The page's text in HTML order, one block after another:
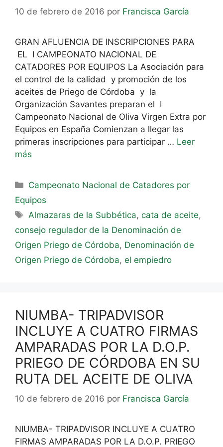
10 de febrero de 2016 por Francisca García
GRAN AFLUENCIA DE INSCRIPCIONES PARA
EL I CAMPEONATO NACIONAL DE
CATADORES POR EQUIPOS La Asociación para
el control de la calidad y promoción de los
aceites de Priego de Córdoba y la
Organización Savantes preparan el I
Campeonato Nacional de Oliva Virgen Extra por
Equipos en España Comienzan a llegar las
primeras inscripciones para participar … Leer
más
Campeonato Nacional de Catadores por
Equipos
Almazaras de la Subbética,cata de aceite,
consejo regulador de la Denominación de
Origen Priego de Córdoba, Denominación de
Origen Priego de Córdoba, el empiedro
NIUMBA- TRIPADVISOR
INCLUYE A CUATRO FIRMAS
AMPARADAS POR LA D.O.P.
PRIEGO DE CÓRDOBA EN SU
RUTA DEL ACEITE DE OLIVA
10 de febrero de 2016 por Francisca García
NIUMBA- TRIPADVISOR INCLUYE A CUATRO
FIRMAS AMPARADAS POR LA D.O.P. PRIEGO